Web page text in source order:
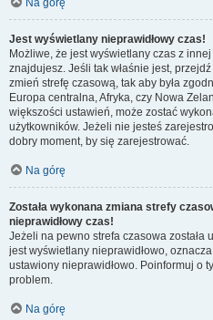
Na górę
Jest wyświetlany nieprawidłowy czas!
Możliwe, że jest wyświetlany czas z
znajdujesz. Jeśli tak właśnie jest,
zmień strefę czasową, tak aby była
Europa centralna, Afryka, czy Nowa
większości ustawień, może zostać
użytkowników. Jeżeli nie jesteś
dobry moment, by się zarejestrować.
Na górę
Została wykonana zmiana strefy
nieprawidłowy czas!
Jeżeli na pewno strefa czasowa została
jest wyświetlany nieprawidłowo,
ustawiony nieprawidłowo. Poinformuj o
problem.
Na górę